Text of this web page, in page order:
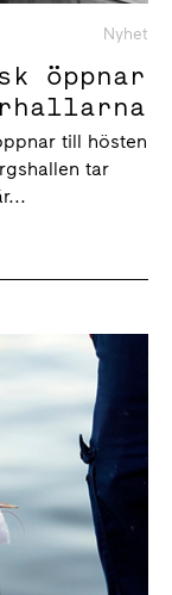
Nyhet
öppnar
till hösten
tar